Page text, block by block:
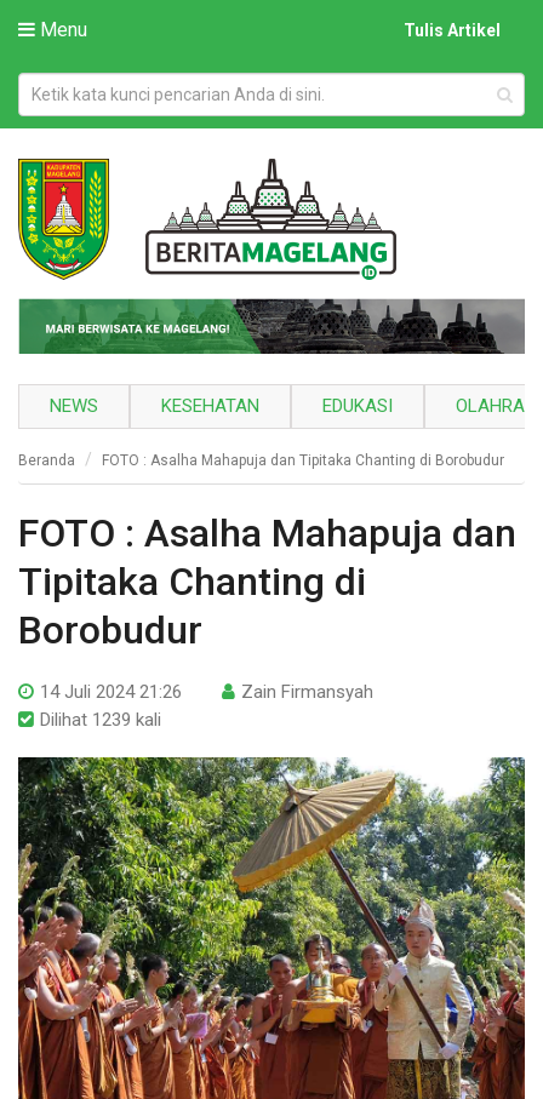
Menu Tulis Artikel
NEWS KESEHATAN EDUKASI
Beranda FOTO : Asalha Mahapuja dan Tipitaka Chanting di Borobudur
FOTO : Asalha Mahapuja dan
Tipitaka Chanting di
Borobudur
14 Juli 2024 21:26
Zain Firmansyah
Dilihat 1239 kali